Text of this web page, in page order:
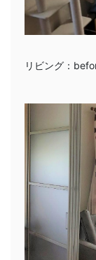
リビング：